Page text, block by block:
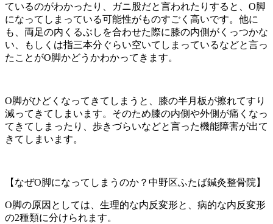
ているのがわかったり、ガニ股だと言われたりすると、O脚
になってしまっている可能性がものすごく高いです。他に
も、両足の内くるぶしを合わせた際に膝の内側がくっつかな
い、もしくは指三本分ぐらい空いてしまっているなどと言っ
たことがO脚かどうかわかってきます。
O脚がひどくなってきてしまうと、膝の半月板が擦れてすり
減ってきてしまいます。そのため膝の内側や外側が痛くなっ
てきてしまったり、歩きづらいなどと言った機能障害が出て
きてしまいます。
【なぜO脚になってしまうのか？中野区ふたば鍼灸整骨院】
O脚の原因としては、生理的な内反変形と、病的な内反変形
の2種類に分けられます。